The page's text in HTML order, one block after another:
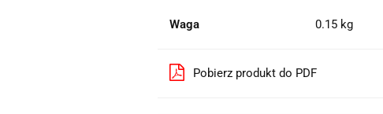
Waga 0.15 kg
Pobierz produkt do PDF